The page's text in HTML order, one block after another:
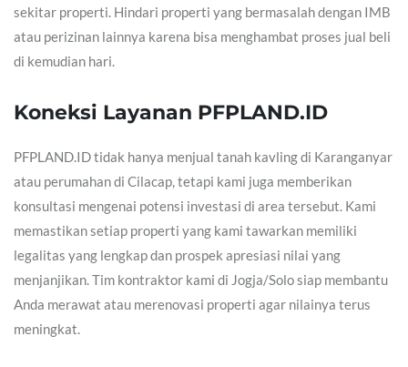
sekitar properti. Hindari properti yang bermasalah dengan IMB
atau perizinan lainnya karena bisa menghambat proses jual beli
di kemudian hari.
Koneksi Layanan PFPLAND.ID
PFPLAND.ID tidak hanya menjual tanah kavling di Karanganyar
atau perumahan di Cilacap, tetapi kami juga memberikan
konsultasi mengenai potensi investasi di area tersebut. Kami
memastikan setiap properti yang kami tawarkan memiliki
legalitas yang lengkap dan prospek apresiasi nilai yang
menjanjikan. Tim kontraktor kami di Jogja/Solo siap membantu
Anda merawat atau merenovasi properti agar nilainya terus
meningkat.